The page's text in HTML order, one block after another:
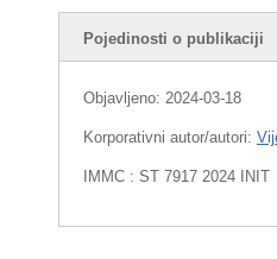
Pojedinosti o publikaciji
Objavljeno: 2024-03-18
Korporativni autor/autori:
IMMC : ST 7917 2024 INIT